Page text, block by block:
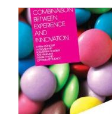
Dumoulin